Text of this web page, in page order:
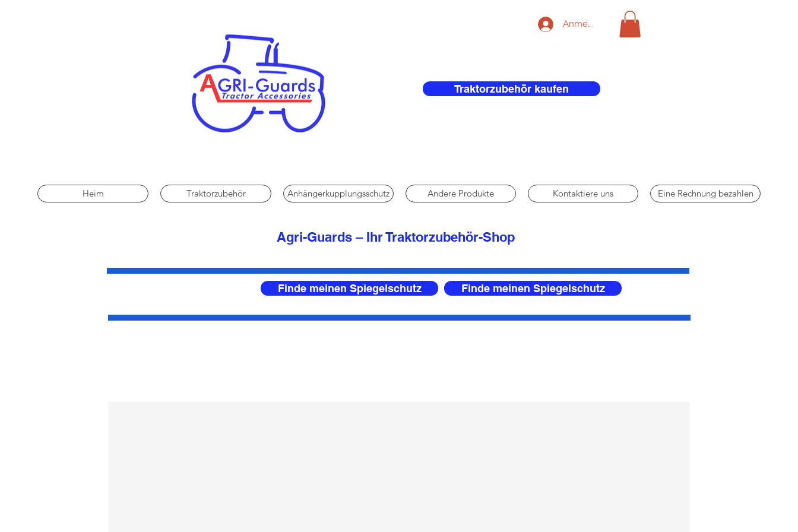
Anmelden
Traktorzubehör kaufen
Heim Traktorzubehör Anhängerkupplungsschutz Andere Produkte Kontaktiere uns Eine Rechnung bezahlen
Agri-Guards – Ihr Traktorzubehör-Shop
Finde meinen Spiegelschutz Finde meinen Spiegelschutz